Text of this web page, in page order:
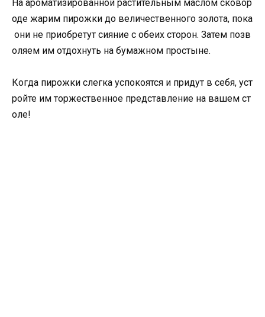
На ароматизированной растительным маслом сковор
оде жарим пирожки до величественного золота, пока
они не приобретут сияние с обеих сторон. Затем позв
оляем им отдохнуть на бумажном простыне.
Когда пирожки слегка успокоятся и придут в себя, уст
ройте им торжественное представление на вашем ст
оле!